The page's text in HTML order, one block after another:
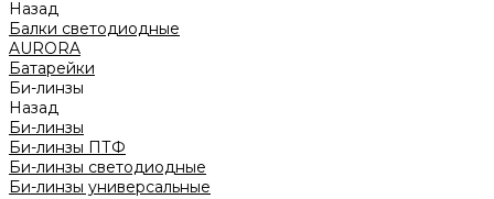
Назад
Балки светодиодные
AURORA
Батарейки
Би-линзы
Назад
Би-линзы
Би-линзы ПТФ
Би-линзы светодиодные
Би-линзы универсальные